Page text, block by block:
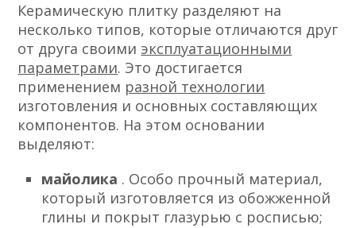
Керамическую плитку разделяют на
несколько типов, которые отличаются друг
от друга своими эксплуатационными
параметрами. Это достигается
применением разной технологии
изготовления и основных составляющих
компонентов. На этом основании
выделяют:
майолика . Особо прочный материал,
который изготовляется из обожженной
глины и покрыт глазурью с росписью;